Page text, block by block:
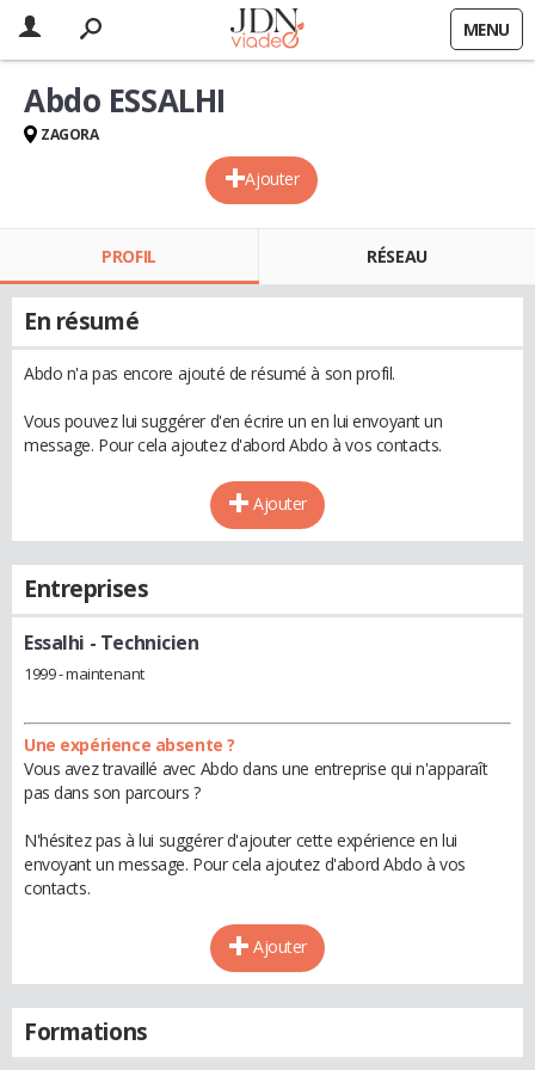
MENU
Ajouter
Abdo ESSALHI
ZAGORA
PROFIL RÉSEAU
En résumé
Abdo n'a pas encore ajouté de résumé à son profil.
Vous pouvez lui suggérer d'en écrire un en lui envoyant un
message. Pour cela ajoutez d'abord Abdo à vos contacts.
Ajouter
Entreprises
Essalhi - Technicien
1999 - maintenant
Une expérience absente ?
Vous avez travaillé avec Abdo dans une entreprise qui n'apparaît
pas dans son parcours ?
N'hésitez pas à lui suggérer d'ajouter cette expérience en lui
envoyant un message. Pour cela ajoutez d'abord Abdo à vos
contacts.
Ajouter
Formations